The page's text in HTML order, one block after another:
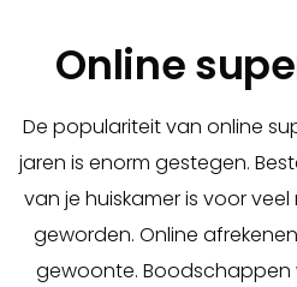
Online
De populariteit van online
jaren is enorm gestegen.
van je huiskamer is voor
geworden. Online
gewoonte.